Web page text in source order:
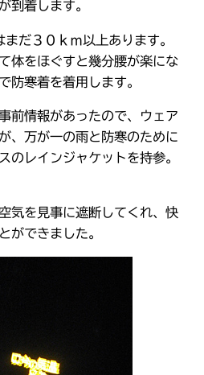
到着します。
だ３０ｋｍ以上あります。
体をほぐすと幾分腰が楽にな
防寒着を着用します。
前情報があったので、ウェア
、万が一の雨と防寒のために
のレインジャケットを持参。
気を見事に遮断してくれ、快
ができました。